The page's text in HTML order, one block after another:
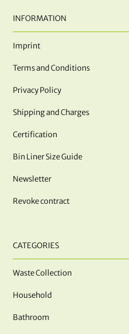
INFORMATION
Imprint
Terms and Conditions
Privacy Policy
Shipping and Charges
Certification
Bin Liner Size Guide
Newsletter
Revoke contract
CATEGORIES
Waste Collection
Household
Bathroom